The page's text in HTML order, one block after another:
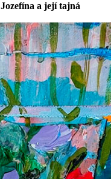
Jozefína a její tajná